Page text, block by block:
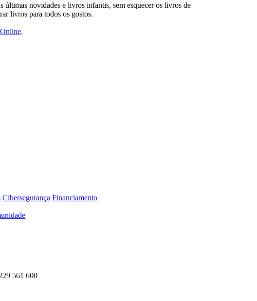
últimas novidades e livros infantis, sem esquecer os livros de
livros para todos os gostos.
.
Cibersegurança Financiamento
561 600